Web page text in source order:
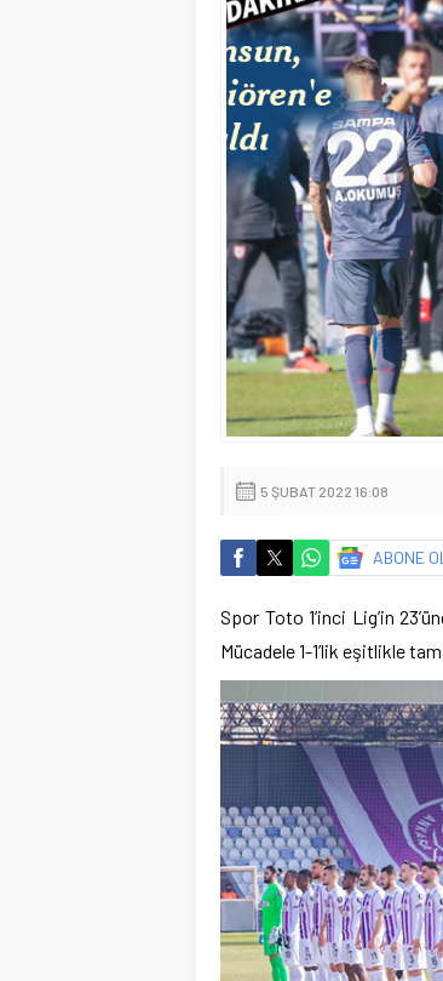
5 ŞUBAT 2022 16:08
ABONE OL
Spor Toto 1’inci Lig’in
Mücadele 1-1’lik eşitlikle